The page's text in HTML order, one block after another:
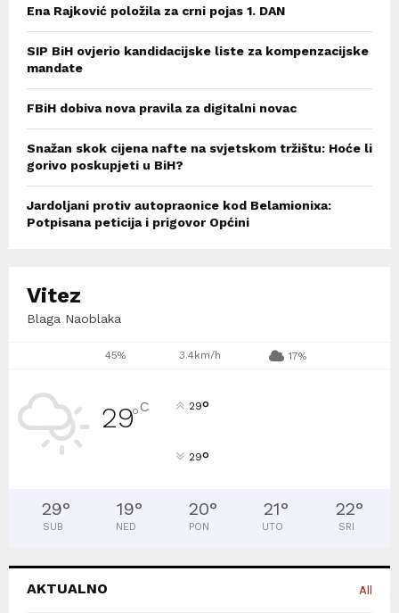
Ena Rajković položila za crni pojas 1. DAN
SIP BiH ovjerio kandidacijske liste za kompenzacijske
mandate
FBiH dobiva nova pravila za digitalni novac
Snažan skok cijena nafte na svjetskom tržištu: Hoće li
gorivo poskupjeti u BiH?
Jardoljani protiv autopraonice kod Belamionixa:
Potpisana peticija i prigovor Općini
Vitez
Blaga Naoblaka
45% 3.4km/h 17%
29°C 29°
29°
29°
SUB
19°
NED
20°
PON
21°
UTO
22°
SRI
AKTUALNO All